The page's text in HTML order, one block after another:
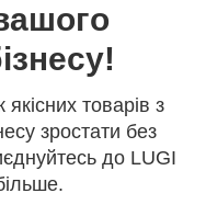
товарів з
зростати без
до LUGI